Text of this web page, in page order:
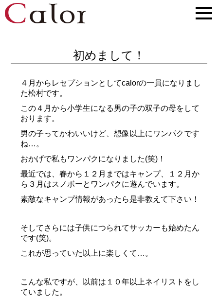
初めまして！
４月からレセプションとしてcalorの一員になりまし
た松村です。
この４月から小学生になる男の子の双子の母をして
おります。
男の子ってかわいいけど、想像以上にワンパクです
ね…。
おかげで私もワンパクになりました(笑)！
最近では、春から１２月まではキャンプ、１２月か
ら３月はスノボーとワンパクに遊んでいます。
素敵なキャンプ情報があったら是非教えて下さい！
そしてさらには子供につられてサッカーも始めたん
です(笑)。
これが思っていた以上に楽しくて…。
こんな私ですが、以前は１０年以上ネイリストをし
ていました。